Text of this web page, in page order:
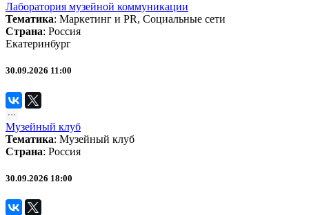
Лаборатория музейной коммуникации
Тематика: Маркетинг и PR, Социальные сети
Страна: Россия
Екатеринбург
30.09.2026 11:00
Музейный клуб
Тематика: Музейный клуб
Страна: Россия
30.09.2026 18:00